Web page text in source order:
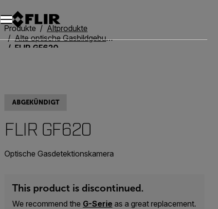
Unread messages
Modell
Entfernen
Elemente
Element
In den Warenkorb
Im Warenkorb
Produkte
Altprodukte
Alte optische Gasbildgebung
FLIR GF620
ABGEKÜNDIGT
FLIR GF620
Optische Gasdetektionskamera
This product is discontinued.
We recommend the G-Serie as a great replacement.